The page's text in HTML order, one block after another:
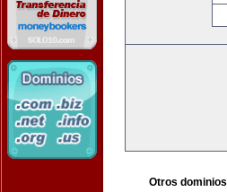
Otros